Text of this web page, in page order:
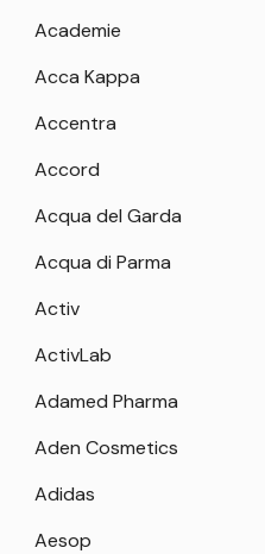
Academie
Acca Kappa
Accentra
Accord
Acqua del Garda
Acqua di Parma
Activ
ActivLab
Adamed Pharma
Aden Cosmetics
Adidas
Aesop